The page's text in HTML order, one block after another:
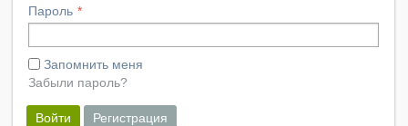
Пароль
Запомнить меня
Забыли пароль?
Войти Регистрация